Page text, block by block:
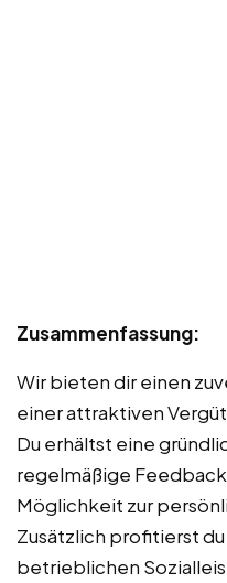
Zusammenfassung:
Wir bieten dir einen
einer attraktiven
Du erhältst eine
regelmäßige
Möglichkeit zur
Zusätzlich profitierst
betrieblichen